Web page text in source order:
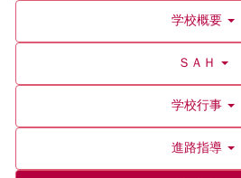
学校概要
ＳＡＨ
学校行事
進路指導